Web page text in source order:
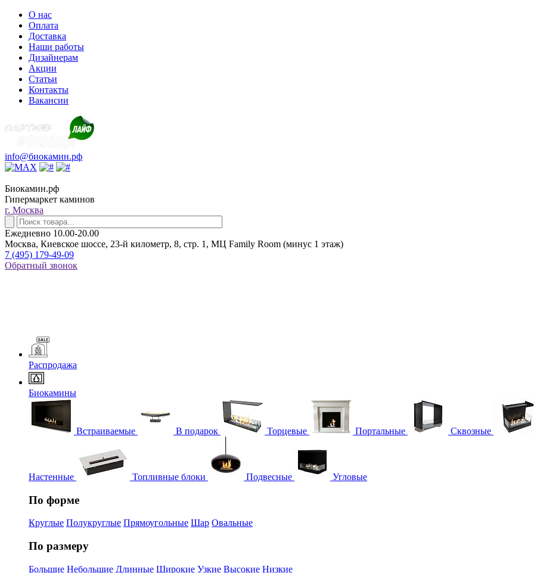
О нас
Оплата
Доставка
Наши работы
Дизайнерам
Акции
Статьи
Контакты
Вакансии
info@биокамин.рф
Биокамин.рф
Гипермаркет каминов
г. Москва
Ежедневно 10.00-20.00
Москва, Киевское шоссе, 23-й километр, 8, стр. 1, МЦ Family Room (минус 1 этаж)
7 (495) 179-49-09
Обратный звонок
Распродажа
Биокамины
Встраиваемые В подарок Торцевые Портальные Сквозные
Настенные Топливные блоки Подвесные Угловые
По форме
Круглые Полукруглые Прямоугольные Шар Овальные
По размеру
Большие Небольшие Длинные Широкие Узкие Высокие Низкие